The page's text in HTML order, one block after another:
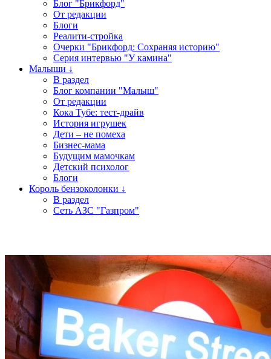
Блог "Брикфорд"
От редакции
Блоги
Реалити-стройка
Очерки "Брикфорд: Сохраняя историю"
Серия интервью "У камина"
Малыши ↓
В раздел
Блог компании "Малыш"
От редакции
Кока Тубе: тест-драйв
История игрушек
Дети – не помеха
Бизнес-мама
Будущим мамочкам
Детский психолог
Блоги
Король бензоколонки ↓
В раздел
Сеть АЗС "Газпром"